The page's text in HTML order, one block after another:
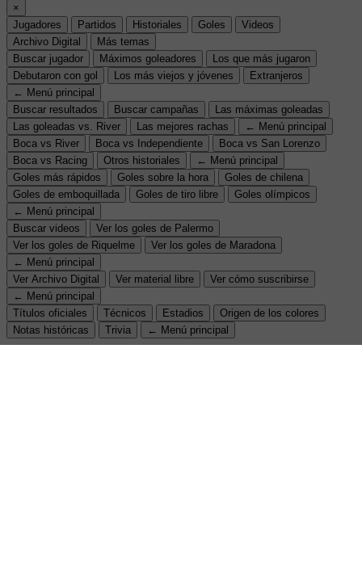
×
Jugadores
Partidos Historiales Goles
Videos
Archivo Digital
Más temas
Buscar jugador
Máximos goleadores
Los que más jugaron
Debutaron con gol
Los más viejos y jóvenes
Extranjeros
← Menú principal
Buscar resultados
Buscar campañas
Las máximas goleadas
Las goleadas vs. River
Las mejores rachas
← Menú principal
Boca vs River
Boca vs Independiente
Boca vs San Lorenzo
Boca vs Racing
Otros historiales
← Menú principal
Goles más rápidos
Goles sobre la hora
Goles de chilena
Goles de emboquillada
Goles de tiro libre
Goles olímpicos
← Menú principal
Buscar videos
Ver los goles de Palermo
Ver los goles de Riquelme
Ver los goles de Maradona
← Menú principal
Ver Archivo Digital
Ver material libre
Ver cómo suscribirse
← Menú principal
Títulos oficiales
Técnicos Estadios
Origen de los colores
Notas históricas
Trivia ← Menú principal